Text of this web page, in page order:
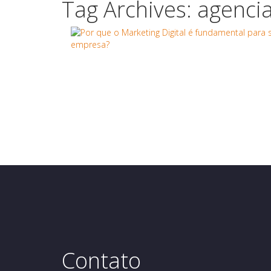
Tag Archives:
Contato